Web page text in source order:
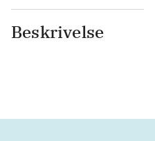
Beskrivelse